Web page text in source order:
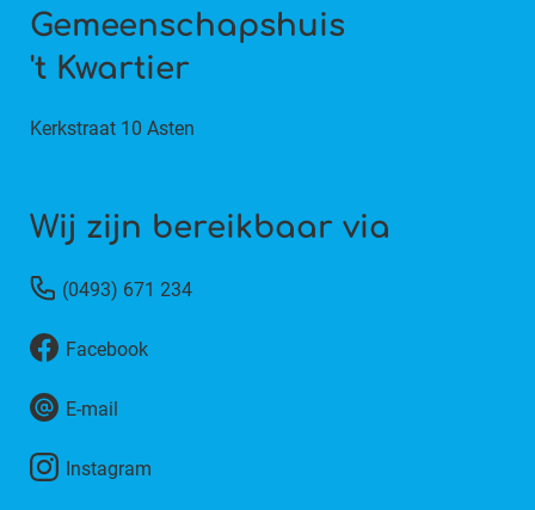
Gemeenschapshuis
't Kwartier
Kerkstraat 10 Asten
Wij zijn bereikbaar via
(0493) 671 234
Facebook
E-mail
Instagram